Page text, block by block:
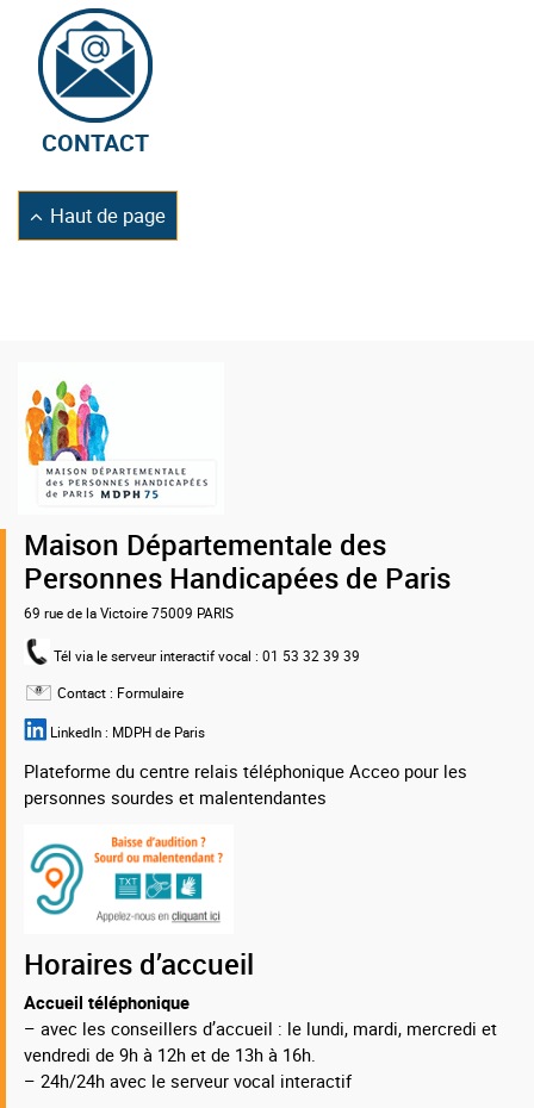
CONTACT
Retourner
en
Haut de page
Logo
de
la
MDPH
Maison Départementale des
Personnes Handicapées de Paris
69 rue de la Victoire 75009 PARIS
Tél via le serveur interactif vocal : 01 53 32 39 39
Contact : Formulaire
LinkedIn : MDPH de Paris
Plateforme du centre relais téléphonique Acceo pour les
personnes sourdes et malentendantes
Horaires d’accueil
Accueil téléphonique
– avec les conseillers d’accueil : le lundi, mardi, mercredi et
vendredi de 9h à 12h et de 13h à 16h.
– 24h/24h avec le serveur vocal interactif